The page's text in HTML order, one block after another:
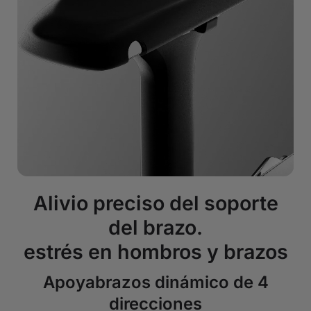
Alivio preciso del soporte
del brazo.
estrés en hombros y brazos
Apoyabrazos dinámico de 4
direcciones